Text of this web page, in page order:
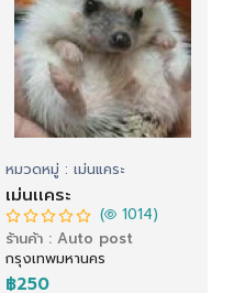
หมวดหมู่ : เม่นแคระ
เม่นเเคระ
( 1014)
ร้านค้า : Auto post
กรุงเทพมหานคร
฿250